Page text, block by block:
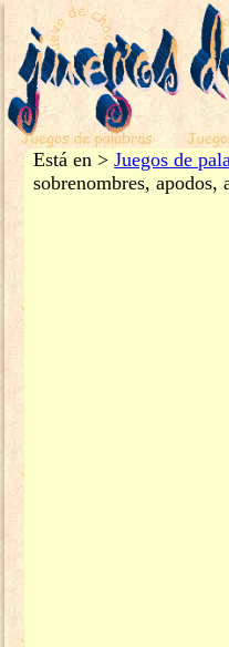
Está en >Juegos de
sobrenombres, apodos,